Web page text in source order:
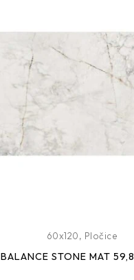
60x120, Pločice
BALANCE STONE MAT